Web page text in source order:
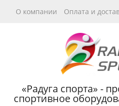
О компании Оплата и
«Радуга спорта» -
спортивное